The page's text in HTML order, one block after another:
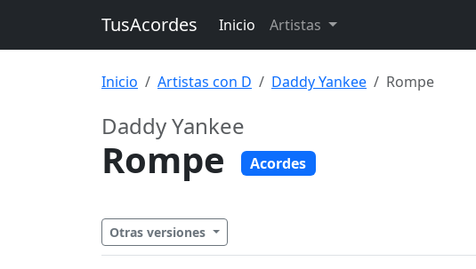
TusAcordes Inicio Artistas
Inicio Artistas con D Daddy Yankee Rompe
Daddy Yankee
Rompe Acordes
Otras versiones